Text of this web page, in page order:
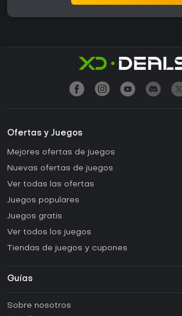
Ofertas y Juegos
Mejores ofertas de juegos
Nuevas ofertas de juegos
Ver todas las ofertas
Juegos populares
Juegos gratis
Ver todos los juegos
Tiendas de juegos y cupones
Guías
Guías y tutoriales
Sobre nosotros